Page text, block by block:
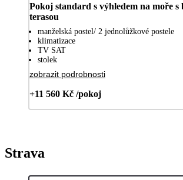
Pokoj standard s výhledem na moře s
terasou
manželská postel/ 2 jednolůžkové postele
klimatizace
TV SAT
stolek
zobrazit podrobnosti
+11 560 Kč /pokoj
Strava